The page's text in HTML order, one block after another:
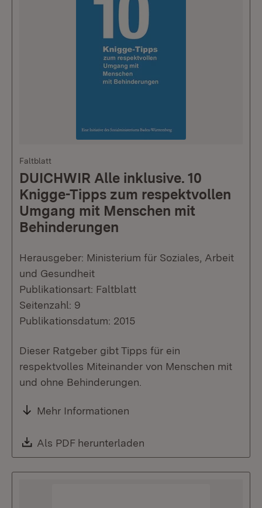
Faltblatt
DUICHWIR Alle inklusive. 10
Knigge-Tipps zum respektvollen
Umgang mit Menschen mit
Behinderungen
Herausgeber: Ministerium für Soziales, Arbeit
und Gesundheit
Publikationsart: Faltblatt
Seitenzahl: 9
Publikationsdatum: 2015
Dieser Ratgeber gibt Tipps für ein
respektvolles Miteinander von Menschen mit
und ohne Behinderungen.
Mehr Informationen
Download:
Als PDF herunterladen